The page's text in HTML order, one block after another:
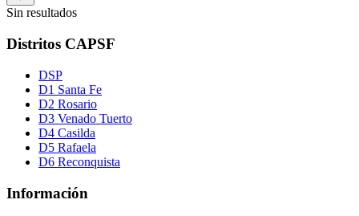
Sin resultados
Distritos CAPSF
DSP
D1 Santa Fe
D2 Rosario
D3 Venado Tuerto
D4 Casilda
D5 Rafaela
D6 Reconquista
Información